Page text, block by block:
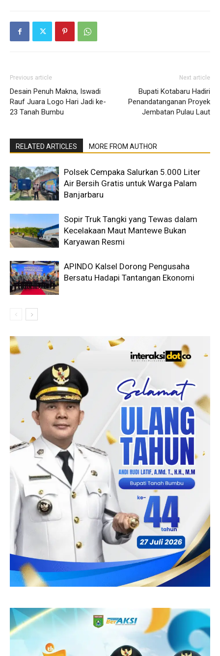
Previous article
Desain Penuh Makna, Iswadi
Rauf Juara Logo Hari Jadi ke-
23 Tanah Bumbu
Next article
Bupati Kotabaru Hadiri
Penandatanganan Proyek
Jembatan Pulau Laut
RELATED ARTICLES MORE FROM AUTHOR
Polsek Cempaka Salurkan 5.000 Liter
Air Bersih Gratis untuk Warga Palam
Banjarbaru
Sopir Truk Tangki yang Tewas dalam
Kecelakaan Maut Mantewe Bukan
Karyawan Resmi
APINDO Kalsel Dorong Pengusaha
Bersatu Hadapi Tantangan Ekonomi